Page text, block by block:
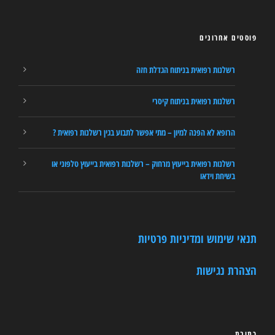
פוסטים אחרונים
רשלנות רפואית בניתוח הגדלת חזה
רשלנות רפואית בניתוח קיסרי
הרופא לא הפנה למיון – מתי אפשר לתבוע בגין רשלנות רפואית ?
רשלנות רפואית בייעוץ מרחוק – רשלנות רפואית בייעוץ טלפוני או
בשיחת וידאו
תנאי שימוש ומדיניות פרטיות
הצהרת נגישות